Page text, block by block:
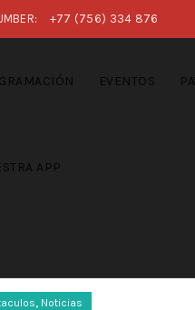
+77 (756) 334 876
EVENTOS
APP
, Noticias